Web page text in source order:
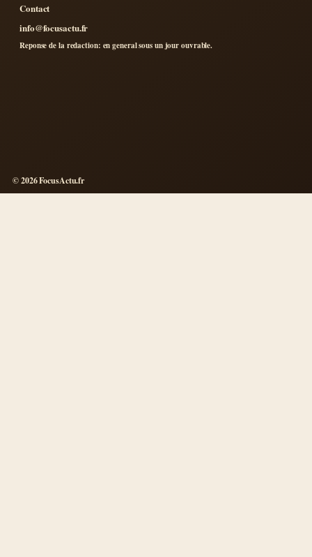
Contact
info@focusactu.fr
Reponse de la redaction: en general sous un jour ouvrable.
© 2026 FocusActu.fr